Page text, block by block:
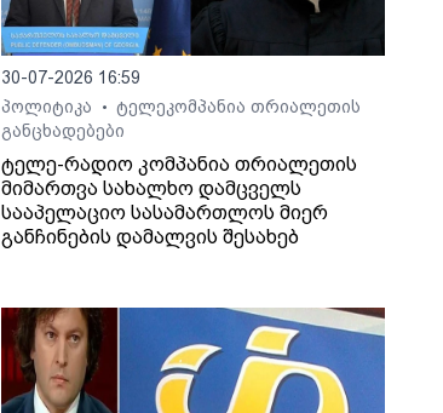
30-07-2026 16:59
პოლიტიკა
•
ტელეკომპანია თრიალეთის
განცხადებები
ტელე-რადიო კომპანია თრიალეთის
მიმართვა სახალხო დამცველს
სააპელაციო სასამართლოს მიერ
განჩინების დამალვის შესახებ